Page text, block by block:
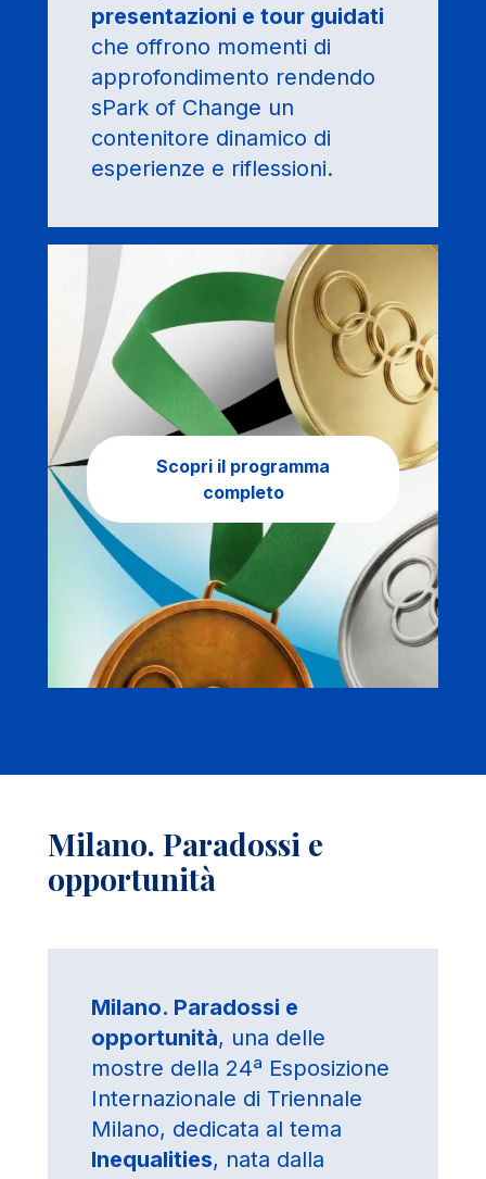
presentazioni e tour guidati
che offrono momenti di
approfondimento rendendo
sPark of Change un
contenitore dinamico di
esperienze e riflessioni.
Scopri il programma
completo
Milano. Paradossi e
opportunità
Milano. Paradossi e
opportunità, una delle
mostre della 24ª Esposizione
Internazionale di Triennale
Milano, dedicata al tema
Inequalities, nata dalla